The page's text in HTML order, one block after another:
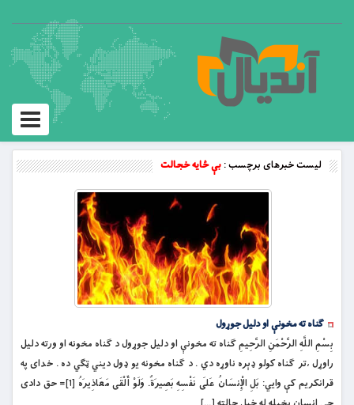
Toggle
لیست خبرهای برچسب :بې ځايه خجالت
ګناه ته مخونې او دليل جوړول
بِسْمِ اللَّهِ الرَّحْمَنِ الرَّحِيمِ ګناه ته مخونې او دليل جوړول د ګناه مخونه او ورته دليل
راوړل ،تر ګناه کولو ډېره ناوړه دي . د ګناه مخونه يو ډول ديني ټګي ده . خداى په
قرانکریم کې وايي: بَلِ الْإِنسَانُ عَلَى نَفْسِهِ بَصِيرَةٌ. وَلَوْ أَلْقَى مَعَاذِيرَهُ [1]= حق دادى